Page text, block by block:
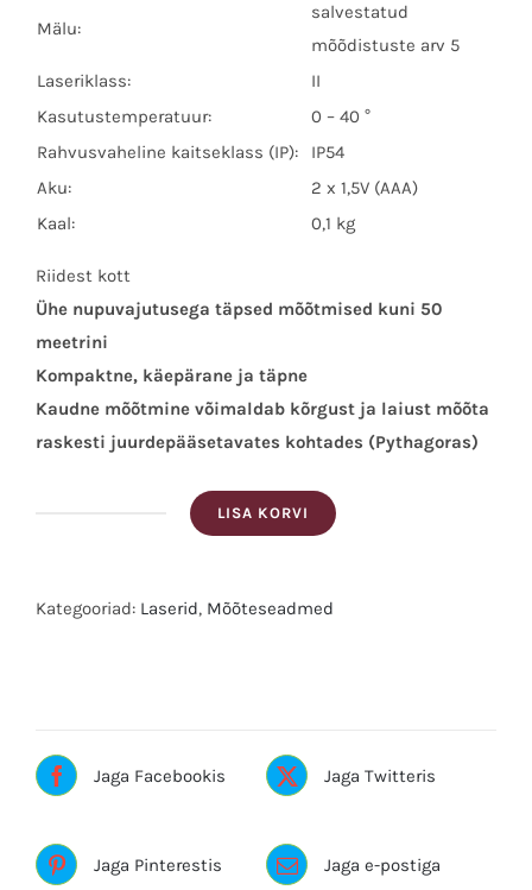
Mälu:
salvestatud
mõõdistuste arv 5
Laseriklass:
II
Kasutustemperatuur:
0 – 40 °
Rahvusvaheline kaitseklass (IP):
IP54
Aku:
2 x 1,5V (AAA)
Kaal:
0,1 kg
Riidest kott
Ühe nupuvajutusega täpsed mõõtmised kuni 50
meetrini
Kompaktne, käepärane ja täpne
Kaudne mõõtmine võimaldab kõrgust ja laiust mõõta
raskesti juurdepääsetavates kohtades (Pythagoras)
LISA KORVI
Kategooriad: Laserid, Mõõteseadmed
Jaga Facebookis Jaga Twitteris
Jaga Pinterestis Jaga e-postiga